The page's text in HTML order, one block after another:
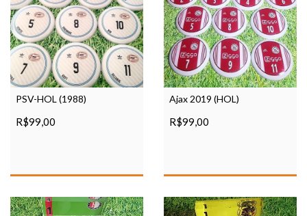
PSV-HOL (1988)
R$99,00
Ajax 2019 (HOL)
R$99,00